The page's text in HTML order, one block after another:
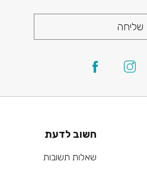
שליחה
חשוב לדעת
שאלות תשובות